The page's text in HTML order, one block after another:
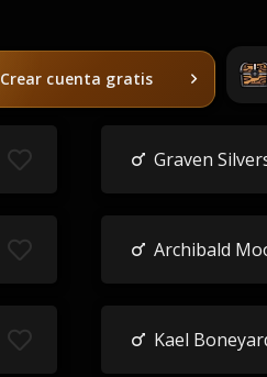
Crear cuenta gratis
Graven
Archibald
Kael